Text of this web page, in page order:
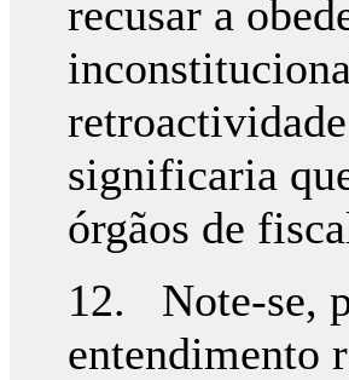
recusar a
significaria
órgãos de
12. Note-se,
entendimento